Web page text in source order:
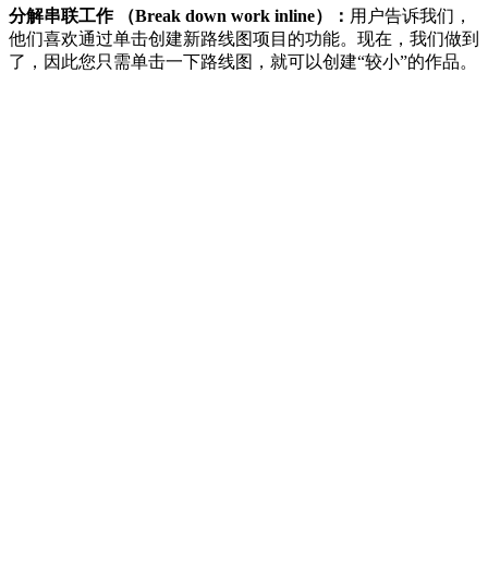
分解串联工作 （Break down work inline）： 用户告诉我们，
他们喜欢通过单击创建新路线图项目的功能。现在，我们做到
了，因此您只需单击一下路线图，就可以创建“较小”的作品。